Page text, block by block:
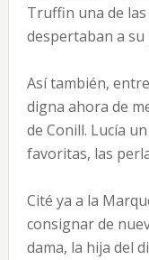
Truffin una de
despertaban a su
Así también,
digna ahora de
de Conill. Lucía
favoritas, las
Cité ya a la
consignar de
dama, la hija del